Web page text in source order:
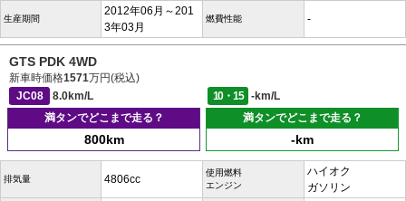
生産期間
2012年06月～201
3年03月
燃費性能 -
GTS PDK 4WD
新車時価格1571万円(税込)
JC08
8.0km/L 10・15
-km/L
満タンでどこまで走る？
800km
満タンでどこまで走る？
-km
排気量 4806cc
使用燃料
エンジン
ハイオク
ガソリン